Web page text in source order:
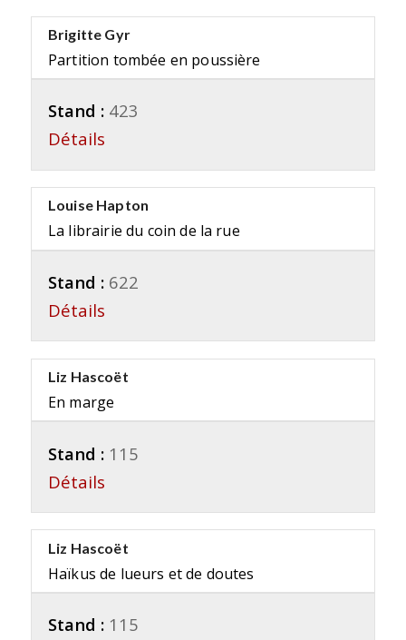
Brigitte Gyr
Partition tombée en poussière
Stand : 423
Détails
Louise Hapton
La librairie du coin de la rue
Stand : 622
Détails
Liz Hascoët
En marge
Stand : 115
Détails
Liz Hascoët
Haïkus de lueurs et de doutes
Stand : 115